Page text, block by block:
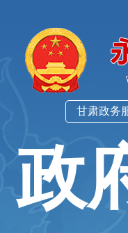
甘肃政务
政